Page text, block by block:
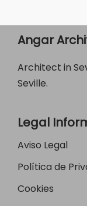
Angar
Architect in
Seville.
Legal
Aviso Legal
Política de
Cookies